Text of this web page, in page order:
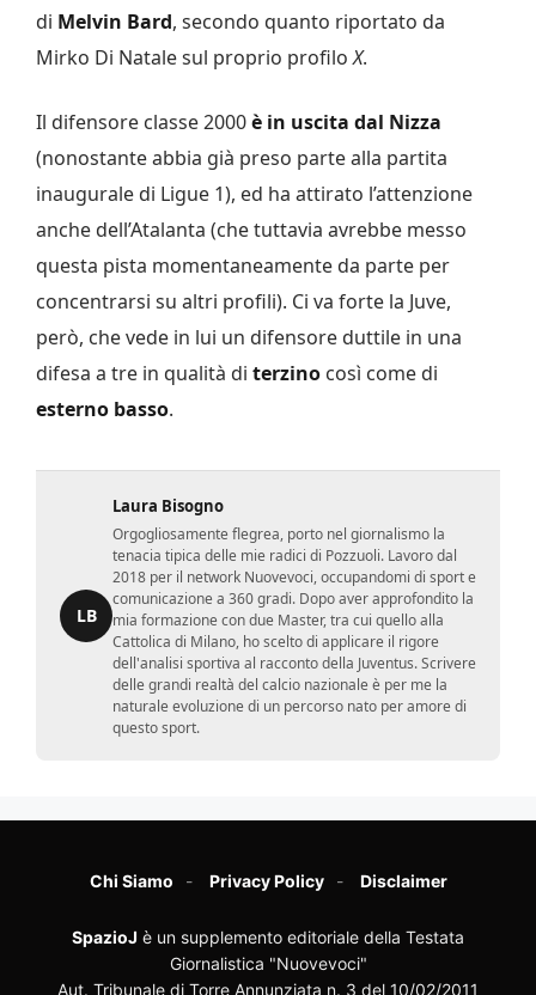
di Melvin Bard, secondo quanto riportato da
Mirko Di Natale sul proprio profiloX.
Il difensore classe 2000è in uscita dal Nizza
(nonostante abbia già preso parte alla partita
inaugurale di Ligue 1), ed ha attirato l’attenzione
anche dell’Atalanta (che tuttavia avrebbe messo
questa pista momentaneamente da parte per
concentrarsi su altri profili). Ci va forte la Juve,
però, che vede in lui un difensore duttile in una
difesa a tre in qualità di terzino così come di
esterno basso.
LB
Laura Bisogno
Orgogliosamente flegrea, porto nel giornalismo la
tenacia tipica delle mie radici di Pozzuoli. Lavoro dal
2018 per il network Nuovevoci, occupandomi di sport e
comunicazione a 360 gradi. Dopo aver approfondito la
mia formazione con due Master, tra cui quello alla
Cattolica di Milano, ho scelto di applicare il rigore
dell'analisi sportiva al racconto della Juventus. Scrivere
delle grandi realtà del calcio nazionale è per me la
naturale evoluzione di un percorso nato per amore di
questo sport.
Chi Siamo Privacy Policy Disclaimer
SpazioJ è un supplemento editoriale della Testata
Giornalistica "Nuovevoci"
Aut. Tribunale di Torre Annunziata n. 3 del 10/02/2011